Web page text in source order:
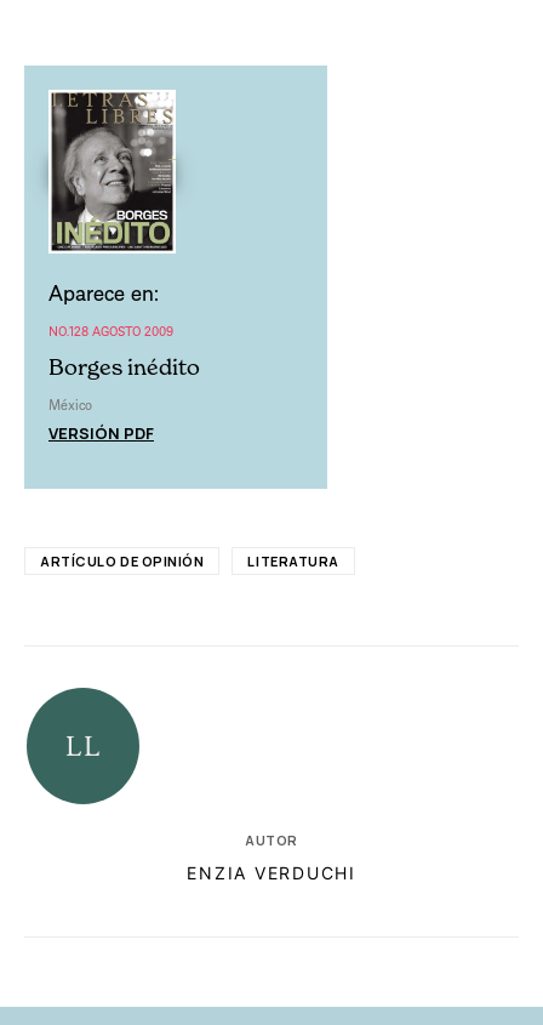
Aparece en:
NO.128 AGOSTO 2009
Borges inédito
México
VERSIÓN PDF
ARTÍCULO DE OPINIÓN LITERATURA
AUTOR
ENZIA VERDUCHI